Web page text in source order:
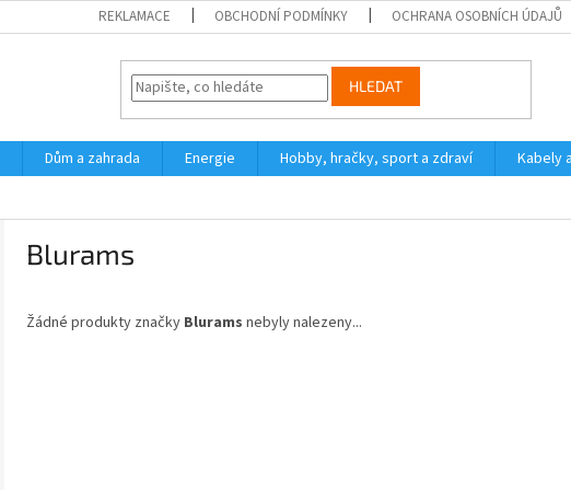
REKLAMACE OBCHODNÍ PODMÍNKY OCHRANA OSOBNÍCH ÚDAJŮ
HLEDAT
Dům a zahrada Energie Hobby, hračky, sport a zdraví Kabely
Blurams
Žádné produkty značky Blurams nebyly nalezeny...